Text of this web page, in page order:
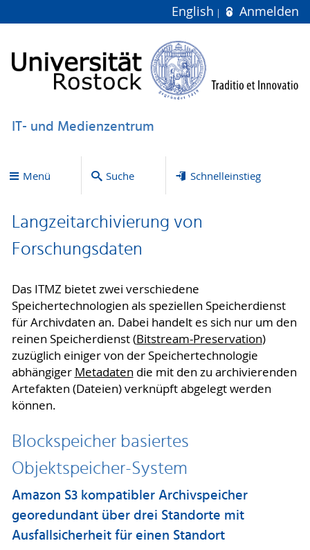
English Anmelden
IT- und Medienzentrum
Menü Suche Schnelleinstieg
Langzeitarchivierung von
Forschungsdaten
Das ITMZ bietet zwei verschiedene
Speichertechnologien als speziellen Speicherdienst
für Archivdaten an. Dabei handelt es sich nur um den
reinen Speicherdienst (Bitstream-Preservation)
zuzüglich einiger von der Speichertechnologie
abhängiger Metadaten die mit den zu archivierenden
Artefakten (Dateien) verknüpft abgelegt werden
können.
Blockspeicher basiertes
Objektspeicher-System
Amazon S3 kompatibler Archivspeicher
georedundant über drei Standorte mit
Ausfallsicherheit für einen Standort